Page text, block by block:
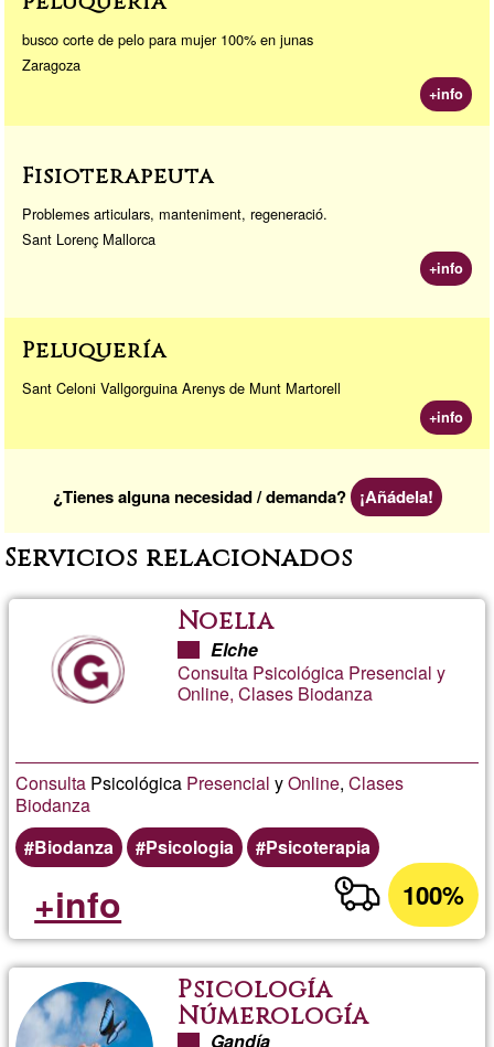
busco corte de pelo para mujer 100% en junas
Zaragoza
+info
Fisioterapeuta
Problemes articulars, manteniment, regeneració.
Sant Lorenç Mallorca
+info
Peluquería
Sant Celoni Vallgorguina Arenys de Munt Martorell
+info
¿Tienes alguna necesidad / demanda? ¡Añádela!
Servicios relacionados
Noelia
Elche
Consulta Psicológica Presencial y
Online, Clases Biodanza
Consulta Psicológica Presencial yOnline,Clases
Biodanza
Biodanza
Psicologia Psicoterapia
100%
+info
Psicología
Númerología
Gandía